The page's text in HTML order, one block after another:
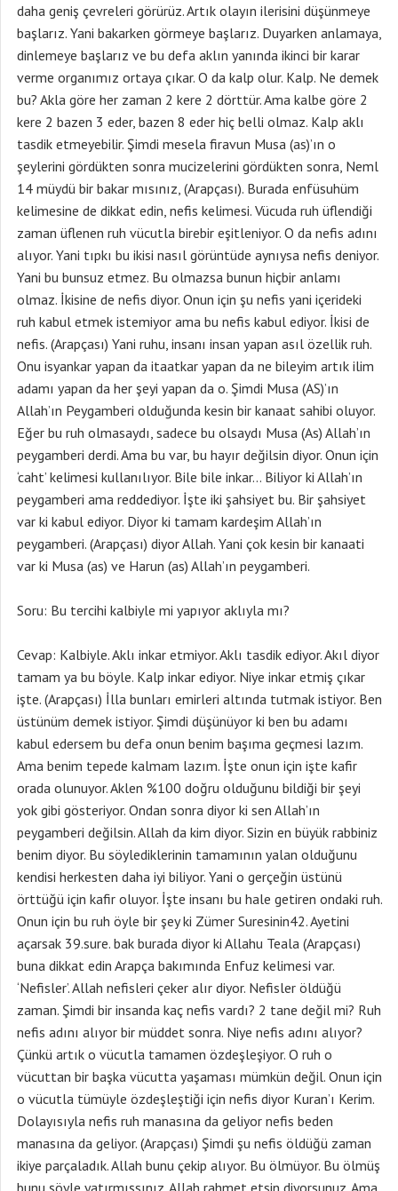
daha geniş çevreleri görürüz. Artık olayın ilerisini düşünmeye
başlarız. Yani bakarken görmeye başlarız. Duyarken anlamaya,
dinlemeye başlarız ve bu defa aklın yanında ikinci bir karar
verme organımız ortaya çıkar. O da kalp olur. Kalp. Ne demek
bu? Akla göre her zaman 2 kere 2 dörttür. Ama kalbe göre 2
kere 2 bazen 3 eder, bazen 8 eder hiç belli olmaz. Kalp aklı
tasdik etmeyebilir. Şimdi mesela firavun Musa (as)’ın o
şeylerini gördükten sonra mucizelerini gördükten sonra, Neml
14 müydü bir bakar mısınız, (Arapçası). Burada enfüsuhüm
kelimesine de dikkat edin, nefis kelimesi. Vücuda ruh üflendiği
zaman üflenen ruh vücutla birebir eşitleniyor. O da nefis adını
alıyor. Yani tıpkı bu ikisi nasıl görüntüde aynıysa nefis deniyor.
Yani bu bunsuz etmez. Bu olmazsa bunun hiçbir anlamı
olmaz. İkisine de nefis diyor. Onun için şu nefis yani içerideki
ruh kabul etmek istemiyor ama bu nefis kabul ediyor. İkisi de
nefis. (Arapçası) Yani ruhu, insanı insan yapan asıl özellik ruh.
Onu isyankar yapan da itaatkar yapan da ne bileyim artık ilim
adamı yapan da her şeyi yapan da o. Şimdi Musa (AS)’ın
Allah’ın Peygamberi olduğunda kesin bir kanaat sahibi oluyor.
Eğer bu ruh olmasaydı, sadece bu olsaydı Musa (As) Allah’ın
peygamberi derdi. Ama bu var, bu hayır değilsin diyor. Onun için
‘caht’ kelimesi kullanılıyor. Bile bile inkar… Biliyor ki Allah’ın
peygamberi ama reddediyor. İşte iki şahsiyet bu. Bir şahsiyet
var ki kabul ediyor. Diyor ki tamam kardeşim Allah’ın
peygamberi. (Arapçası) diyor Allah. Yani çok kesin bir kanaati
var ki Musa (as) ve Harun (as) Allah’ın peygamberi.
Soru: Bu tercihi kalbiyle mi yapıyor aklıyla mı?
Cevap: Kalbiyle. Aklı inkar etmiyor. Aklı tasdik ediyor. Akıl diyor
tamam ya bu böyle. Kalp inkar ediyor. Niye inkar etmiş çıkar
işte. (Arapçası) İlla bunları emirleri altında tutmak istiyor. Ben
üstünüm demek istiyor. Şimdi düşünüyor ki ben bu adamı
kabul edersem bu defa onun benim başıma geçmesi lazım.
Ama benim tepede kalmam lazım. İşte onun için işte kafir
orada olunuyor. Aklen %100 doğru olduğunu bildiği bir şeyi
yok gibi gösteriyor. Ondan sonra diyor ki sen Allah’ın
peygamberi değilsin. Allah da kim diyor. Sizin en büyük rabbiniz
benim diyor. Bu söylediklerinin tamamının yalan olduğunu
kendisi herkesten daha iyi biliyor. Yani o gerçeğin üstünü
örttüğü için kafir oluyor. İşte insanı bu hale getiren ondaki ruh.
Onun için bu ruh öyle bir şey ki Zümer Suresinin42. Ayetini
açarsak 39.sure. bak burada diyor ki Allahu Teala (Arapçası)
buna dikkat edin Arapça bakımında Enfuz kelimesi var.
‘Nefisler’. Allah nefisleri çeker alır diyor. Nefisler öldüğü
zaman. Şimdi bir insanda kaç nefis vardı? 2 tane değil mi? Ruh
nefis adını alıyor bir müddet sonra. Niye nefis adını alıyor?
Çünkü artık o vücutla tamamen özdeşleşiyor. O ruh o
vücuttan bir başka vücutta yaşaması mümkün değil. Onun için
o vücutla tümüyle özdeşleştiği için nefis diyor Kuran’ı Kerim.
Dolayısıyla nefis ruh manasına da geliyor nefis beden
manasına da geliyor. (Arapçası) Şimdi şu nefis öldüğü zaman
ikiye parçaladık. Allah bunu çekip alıyor. Bu ölmüyor. Bu ölmüş
bunu şöyle yatırmışsınız. Allah rahmet etsin diyorsunuz. Ama